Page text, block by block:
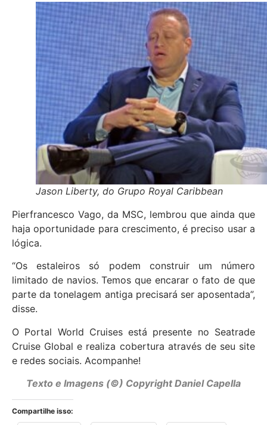
Jason Liberty, do Grupo Royal Caribbean
Pierfrancesco Vago, da MSC, lembrou que ainda que
haja oportunidade para crescimento, é preciso usar a
lógica.
“Os estaleiros só podem construir um número
limitado de navios. Temos que encarar o fato de que
parte da tonelagem antiga precisará ser aposentada”,
disse.
O Portal World Cruises está presente no Seatrade
Cruise Global e realiza cobertura através de seu site
e redes sociais. Acompanhe!
Texto e Imagens (©) Copyright Daniel Capella
Compartilhe isso: